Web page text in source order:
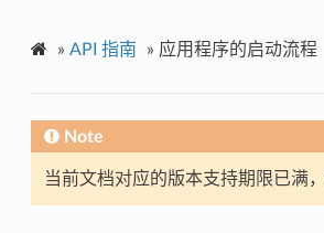
» API 指南 » 应用程序的启动流程
Note
当前文档对应的版本支持期限已满